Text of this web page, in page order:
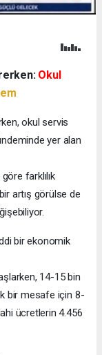
Okul
okul servis
yer alan
farklılık
artış görülse de
bir ekonomik
14-15 bin
bir mesafe için 8-
ücretlerin 4.456